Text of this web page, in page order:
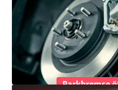
Parkbremse